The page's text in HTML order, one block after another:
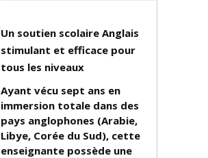
Un soutien scolaire Anglais
stimulant et efficace pour
tous les niveaux
Ayant vécu sept ans en
immersion totale dans des
pays anglophones (Arabie,
Libye, Corée du Sud), cette
enseignante possède une